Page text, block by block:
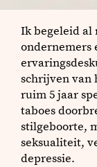
Ik begeleid al
ondernemers
schrijven van
ruim 5 jaar
taboes
stilgeboorte,
seksualiteit,
depressie.